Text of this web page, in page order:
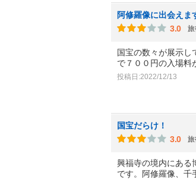
阿修羅像に出会えま
3.0
旅
国宝の数々が展示し
で７００円の入場料
投稿日:2022/12/13
国宝だらけ！
3.0
旅
興福寺の境内にある
です。阿修羅像、千